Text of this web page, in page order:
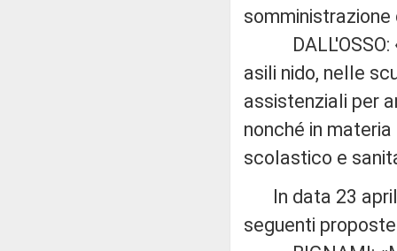
somministrazione
DALL'OSSO:
asili nido, nelle
assistenziali per
nonché in
scolastico e
In data 23
seguenti